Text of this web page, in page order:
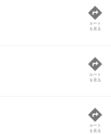
ルート
を見る
ルート
を見る
ルート
を見る